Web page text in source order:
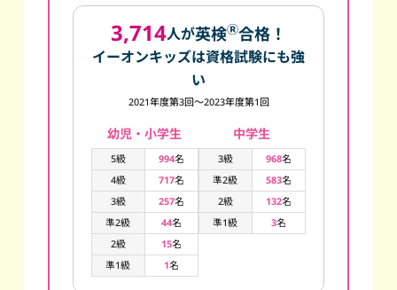
3,714人が英検Ⓡ合格！
イーオンキッズは資格試験にも強
い
2021年度第3回～2023年度第1回
幼児・小学生
5級 994名
4級
717名
3級
257名
準2級
44名
2級
15名
準1級
1名
中学生
3級 968名
準2級
583名
2級
132名
準1級
3名